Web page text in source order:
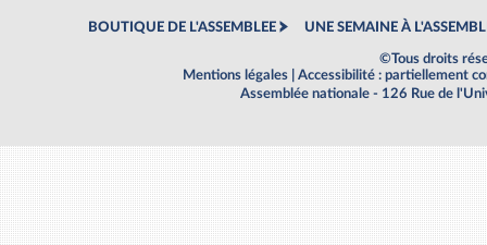
BOUTIQUE DE L'ASSEMBLEE UNE SEMAINE À
©Tous droits
Mentions légales
Accessibilité : partiellement
Assemblée nationale - 126 Rue de